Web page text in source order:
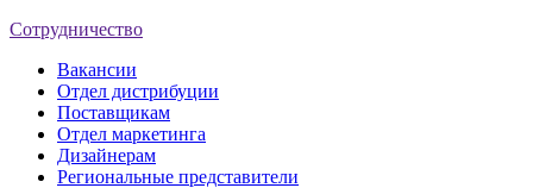
Сотрудничество
Вакансии
Отдел дистрибуции
Поставщикам
Отдел маркетинга
Дизайнерам
Региональные представители